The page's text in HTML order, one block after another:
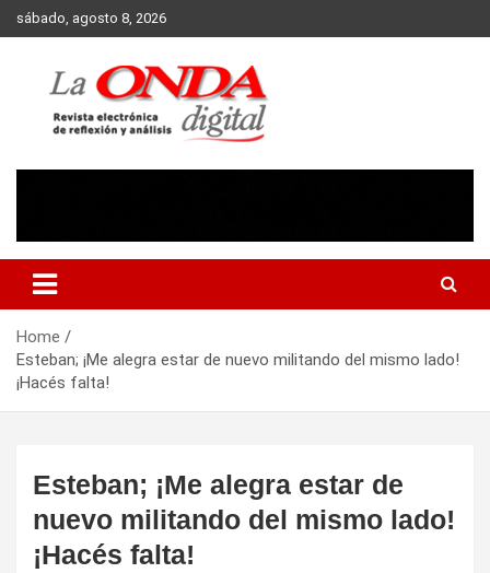
Skip
to
sábado, agosto 8, 2026
Home
Esteban; ¡Me alegra estar de nuevo militando del mismo lado!
¡Hacés falta!
Esteban; ¡Me alegra estar de
nuevo militando del mismo lado!
¡Hacés falta!